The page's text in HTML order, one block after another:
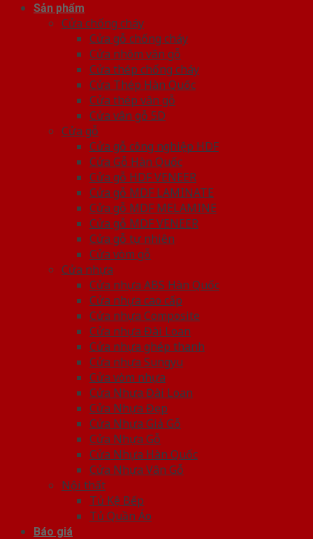
Sản phẩm
Cửa chống cháy
Cửa gỗ chống cháy
Cửa nhôm vân gỗ
Cửa thép chống cháy
Cửa Thép Hàn Quốc
Cửa thép vân gỗ
Cửa vân gỗ 5D
Cửa gỗ
Cửa gỗ công nghiệp HDF
Cửa Gỗ Hàn Quốc
Cửa gỗ HDF VENEER
Cửa gỗ MDF LAMINATE
Cửa gỗ MDF MELAMINE
Cửa gỗ MDF VENEER
Cửa gỗ tự nhiên
Cửa vòm gỗ
Cửa nhựa
Cửa nhựa ABS Hàn Quốc
Cửa nhựa cao cấp
Cửa nhựa Composite
Cửa nhựa Đài Loan
Cửa nhựa ghép thanh
Cửa nhựa Sungyu
Cửa vòm nhựa
Cửa Nhựa Đài Loan
Cửa Nhựa Đẹp
Cửa Nhựa Giả Gỗ
Cửa Nhựa Gỗ
Cửa Nhựa Hàn Quốc
Cửa Nhựa Vân Gỗ
Nội thất
Tủ Kệ Bếp
Tủ Quần Áo
Báo giá